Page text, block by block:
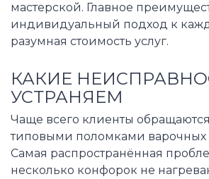
мастерской. Главное
индивидуальный подход к
разумная стоимость услуг.
КАКИЕ
УСТРАНЯЕМ
Чаще всего клиенты
типовыми поломками варочных
Самая распространённая
несколько конфорок не